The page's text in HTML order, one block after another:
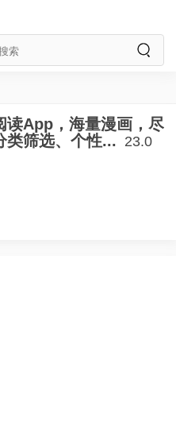
读App，海量漫画，尽
类筛选、个性... 23.0